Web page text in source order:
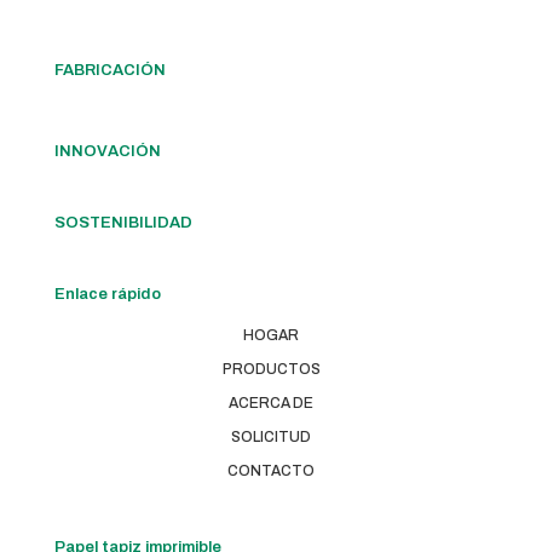
FABRICACIÓN
INNOVACIÓN
SOSTENIBILIDAD
Enlace rápido
HOGAR
PRODUCTOS
ACERCA DE
SOLICITUD
CONTACTO
Papel tapiz imprimible